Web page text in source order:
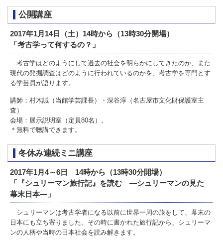
公開講座
2017年1月14日（土）14時から（13時30分開場）
「考古学って何するの？」
考古学はどのようにして過去の社会を明らかにしてきたのか、また
現代の発掘調査はどのように行われているのかを、考古学を専門とす
る学芸員が語ります。
講師：村木誠（当館学芸課長）・深谷淳（名古屋市文化財保護室主
査）
会場：展示説明室（定員80名）。
＊無料で聴講できます。
冬休み連続ミニ講座
2017年1月4～6日 14時から（13時30分開場）
「『シュリーマン旅行記』を読む ―シュリーマンの見た
幕末日本―」
シュリーマンは考古学者になる以前に世界一周の旅をして、幕末の
日本にも立ち寄りました。その時に書かれた旅行記から、シュリーマ
ンの人柄や当時の日本社会を読み解きます。